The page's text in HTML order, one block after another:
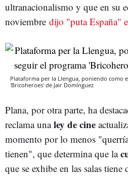
ultranacionalismo y que en su
noviembre dijo "puta España"
Plataforma per la Llengua, poniendo como
'Bricoheroes' de Jair Domínguez
Plana, por otra parte, ha
reclama unaley de cine
momento por lo menos
tienen", que determina que la
que se exhibe en las salas